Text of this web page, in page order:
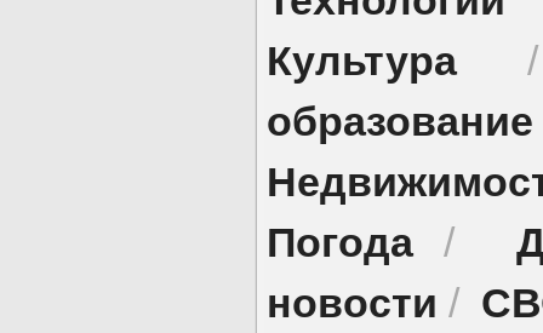
Культура
образование
Погода/
новости /